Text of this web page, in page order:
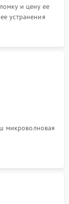
и цену ее
устранения
микроволновая